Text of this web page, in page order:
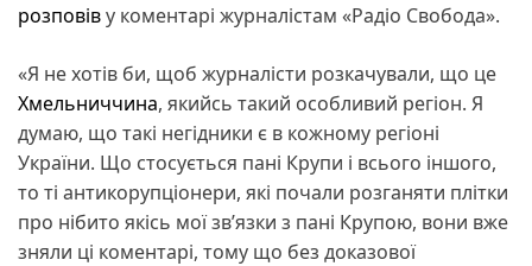
розповіву коментарі журналістам «Радіо Свобода».
«Я не хотів би, щоб журналісти розкачували, що це
Хмельниччина, якийсь такий особливий регіон. Я
думаю, що такі негідники є в кожному регіоні
України. Що стосується пані Крупи і всього іншого,
то ті антикорупціонери, які почали розганяти плітки
про нібито якісь мої зв’язки з пані Крупою, вони вже
зняли ці коментарі, тому що без доказової